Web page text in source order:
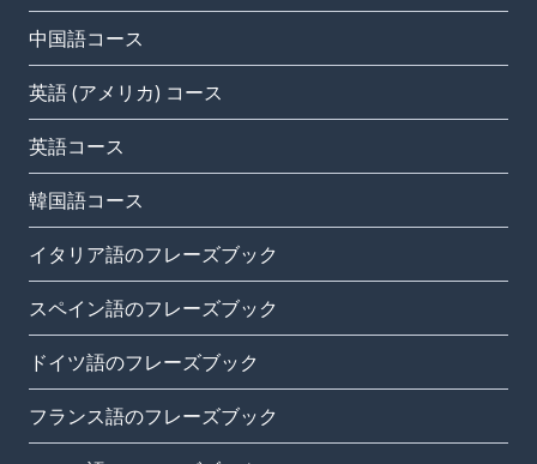
中国語コース
英語 (アメリカ) コース
英語コース
韓国語コース
イタリア語のフレーズブック
スペイン語のフレーズブック
ドイツ語のフレーズブック
フランス語のフレーズブック